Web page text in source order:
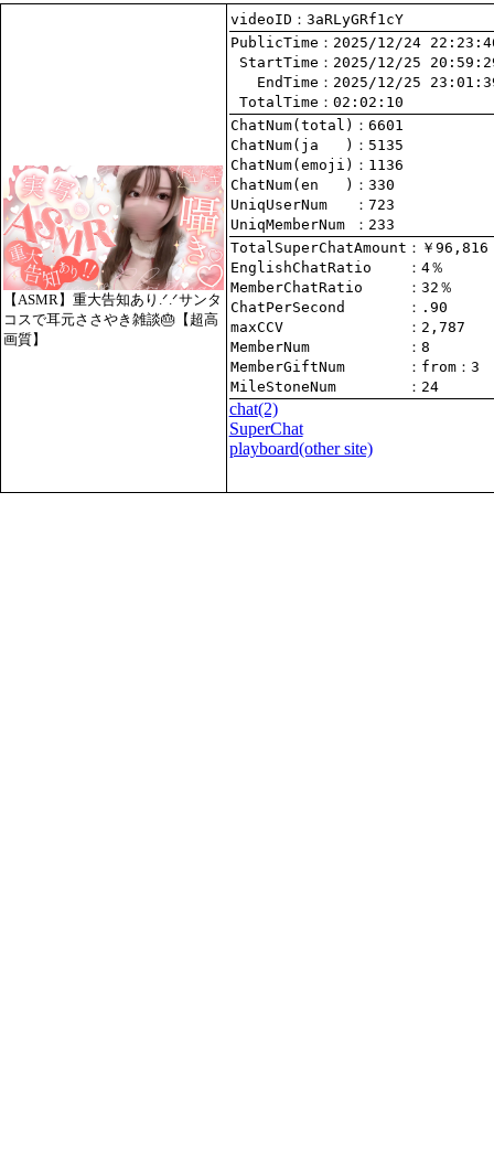
【ASMR】重大告知あり.ᐟ.ᐟサンタ
コスで耳元ささやき雑談🎂【超高
画質】
videoID：3aRLyGRf1cY
PublicTime
StartTime
   EndTime
TotalTime ：02:02:10
ChatNum(total)
ChatNum(ja   )
ChatNum(emoji)
ChatNum(en   )
UniqUserNum
：723
UniqMemberNum
：233
TotalSuperChatAmount
EnglishChatRatio
MemberChatRatio
ChatPerSecond
maxCCV
：2,787
MemberNum
：8
MemberGiftNum
： from ：3
MileStoneNum
：24
chat(2)
SuperChat
playboard(other site)